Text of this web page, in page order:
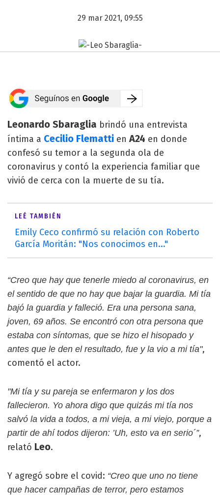
29 mar 2021, 09:55
Leonardo Sbaraglia brindó una entrevista
íntima a Cecilio Flematti enA24 en donde
confesó su temor a la segunda ola de
coronavirus y contó la experiencia familiar que
vivió de cerca con la muerte de su tía.
LEÉ TAMBIÉN
Emily Ceco confirmó su relación con Roberto
García Moritán: "Nos conocimos en..."
“Creo que hay que tenerle miedo al coronavirus, en
el sentido de que no hay que bajar la guardia. Mi tía
bajó la guardia y falleció. Era una persona sana,
joven, 69 años. Se encontró con otra persona que
estaba con síntomas, que se hizo el hisopado y
antes que le den el resultado, fue y la vio a mi tía",
comentó el actor.
"Mi tía y su pareja se enfermaron y los dos
fallecieron. Yo ahora digo que quizás mi tía nos
salvó la vida a todos, a mi vieja, a mi viejo, porque a
partir de ahí todos dijeron: ’Uh, esto va en serio´”,
relató Leo.
Y agregó sobre el covid: “Creo que uno no tiene
que hacer campañas de terror, pero estamos